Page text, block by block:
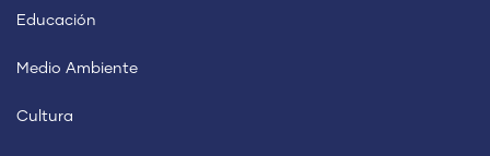
Educación
Medio Ambiente
Cultura